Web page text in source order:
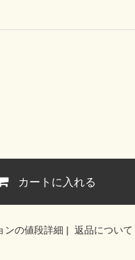
カートに入れる
ンの値段詳細 | 返品について